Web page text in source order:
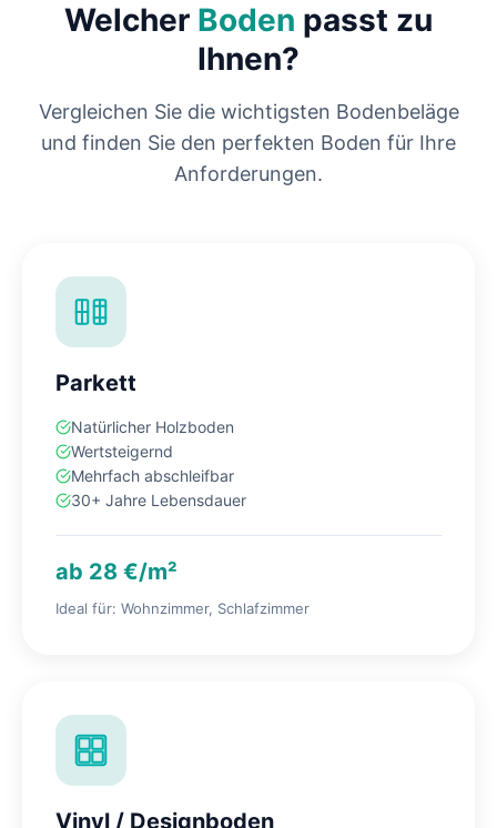
Welcher Boden passt zu
Ihnen?
Vergleichen Sie die wichtigsten Bodenbeläge
und finden Sie den perfekten Boden für Ihre
Anforderungen.
Parkett
Natürlicher Holzboden
Wertsteigernd
Mehrfach abschleifbar
30+ Jahre Lebensdauer
ab 28 €/m²
Ideal für: Wohnzimmer, Schlafzimmer
Vinyl / Designboden